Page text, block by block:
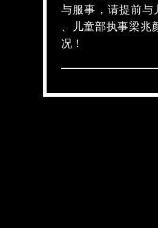
与服事，请提前与
、儿童部执事梁兆
况！